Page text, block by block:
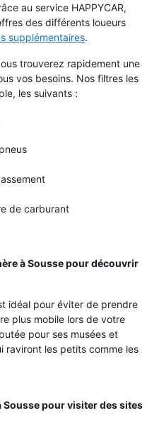
au service HAPPYCAR,
des différents loueurs
supplémentaires.
trouverez rapidement une
vos besoins. Nos filtres les
les suivants :
de carburant
à Sousse pour découvrir
idéal pour éviter de prendre
plus mobile lors de votre
pour ses musées et
raviront les petits comme les
Sousse pour visiter des sites